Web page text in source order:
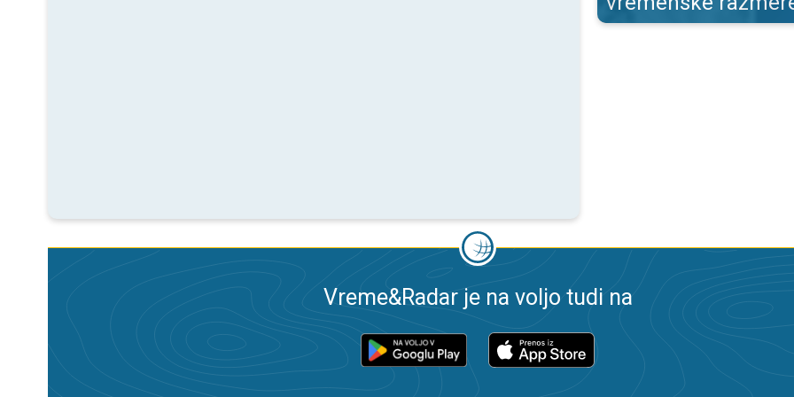
Vreme&Radar je na voljo tudi na